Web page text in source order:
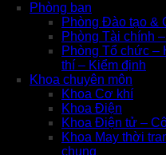
Phòng ban
Phòng Đào tạo &
Phòng Tài chính
Phòng Tổ chức –
thí – Kiểm định
Khoa chuyên môn
Khoa Cơ khí
Khoa Điện
Khoa Điện tử –
Khoa May thời
chung